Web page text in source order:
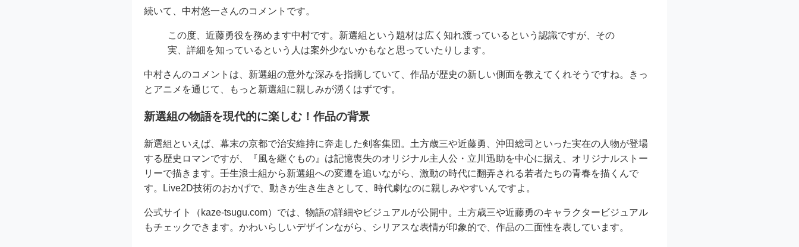
続いて、中村悠一さんのコメントです。
この度、近藤勇役を務めます中村です。新選組という題材は広く知れ渡っているという認識ですが、その
実、詳細を知っているという人は案外少ないかもなと思っていたりします。
中村さんのコメントは、新選組の意外な深みを指摘していて、作品が歴史の新しい側面を教えてくれそうですね。きっ
とアニメを通じて、もっと新選組に親しみが湧くはずです。
新選組の物語を現代的に楽しむ！作品の背景
新選組といえば、幕末の京都で治安維持に奔走した剣客集団。土方歳三や近藤勇、沖田総司といった実在の人物が登場
する歴史ロマンですが、『風を継ぐもの』は記憶喪失のオリジナル主人公・立川迅助を中心に据え、オリジナルストー
リーで描きます。壬生浪士組から新選組への変遷を追いながら、激動の時代に翻弄される若者たちの青春を描くんで
す。Live2D技術のおかげで、動きが生き生きとして、時代劇なのに親しみやすいんですよ。
公式サイト（kaze-tsugu.com）では、物語の詳細やビジュアルが公開中。土方歳三や近藤勇のキャラクタービジュアル
もチェックできます。かわいらしいデザインながら、シリアスな表情が印象的で、作品の二面性を表しています。